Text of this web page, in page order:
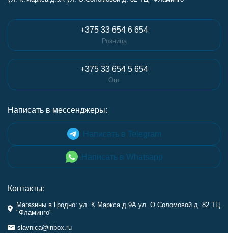
+375 33 654 6 654
Розница
+375 33 654 5 654
Опт
Написать в мессенджеры:
Написать в Telegram
Написать в Whatsapp
Контакты:
Магазины в Гродно: ул. К.Маркса д.9А ул. О.Соломовой д. 82 ТЦ
"Фламинго"
slavnica@inbox.ru